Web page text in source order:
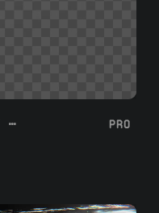
回転を伴う旗トランジション 右 左 PRO